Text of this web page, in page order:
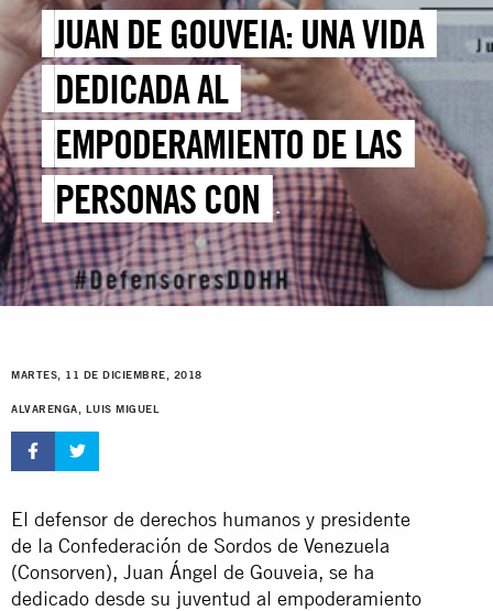
JUAN DE GOUVEIA: UNA VIDA
DEDICADA AL
EMPODERAMIENTO DE LAS
PERSONAS CON
DISCAPACIDAD
MARTES, 11 DE DICIEMBRE, 2018
ALVARENGA, LUIS MIGUEL
El defensor de derechos humanos y presidente
de la Confederación de Sordos de Venezuela
(Consorven), Juan Ángel de Gouveia, se ha
dedicado desde su juventud al empoderamiento